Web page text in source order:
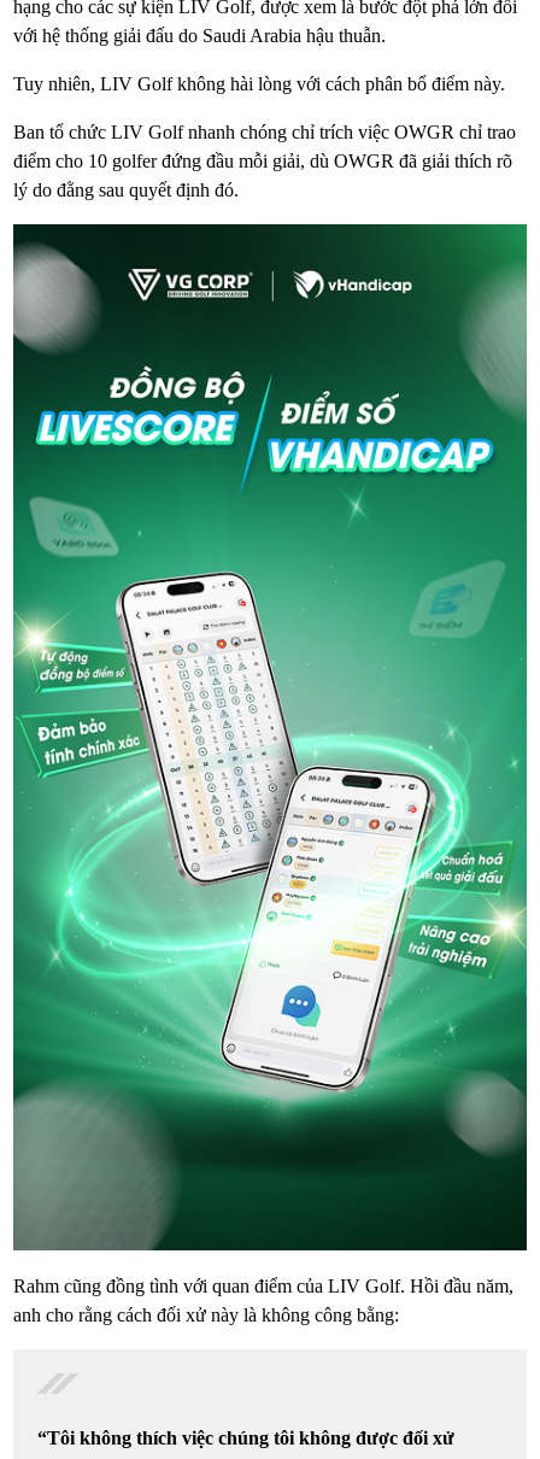
hạng cho các sự kiện LIV Golf, được xem là bước đột phá lớn đối
với hệ thống giải đấu do Saudi Arabia hậu thuẫn.
Tuy nhiên, LIV Golf không hài lòng với cách phân bổ điểm này.
Ban tổ chức LIV Golf nhanh chóng chỉ trích việc OWGR chỉ trao
điểm cho 10 golfer đứng đầu mỗi giải, dù OWGR đã giải thích rõ
lý do đằng sau quyết định đó.
Rahm cũng đồng tình với quan điểm của LIV Golf. Hồi đầu năm,
anh cho rằng cách đối xử này là không công bằng:
“Tôi không thích việc chúng tôi không được đối xử